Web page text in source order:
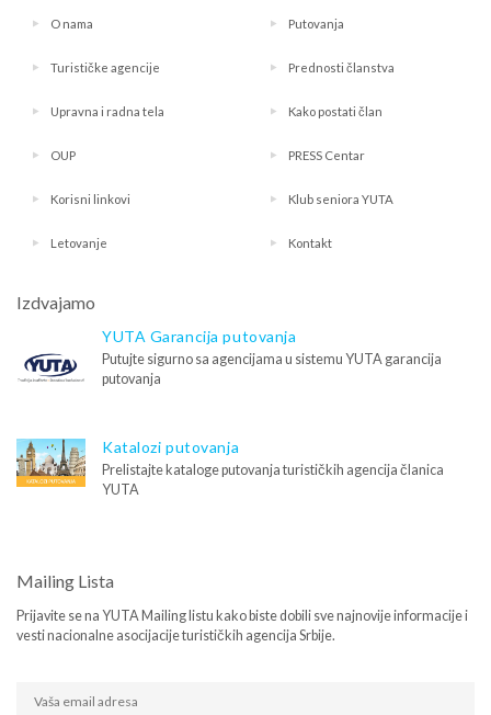
O nama Putovanja
Turističke agencije Prednosti članstva
Upravna i radna tela Kako postati član
OUP PRESS Centar
Korisni linkovi Klub seniora YUTA
Letovanje Kontakt
Izdvajamo
YUTA Garancija putovanja
Putujte sigurno sa agencijama u sistemu YUTA garancija
putovanja
Katalozi putovanja
Prelistajte kataloge putovanja turističkih agencija članica
YUTA
Mailing Lista
Prijavite se na YUTA Mailing listu kako biste dobili sve najnovije informacije i
vesti nacionalne asocijacije turističkih agencija Srbije.